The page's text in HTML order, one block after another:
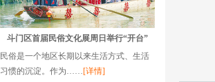
斗门区首届民俗文化展周日举行“开台”
民俗是一个地区长期以来生活方式、生活
习惯的沉淀。作为……[详情]